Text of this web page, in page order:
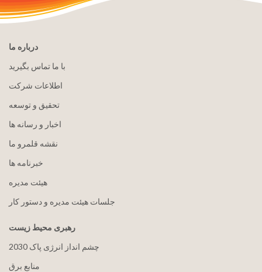
درباره ما
با ما تماس بگیرید
اطلاعات شرکت
تحقیق و توسعه
اخبار و رسانه ها
نقشه قلمرو ما
خبرنامه ها
هيئت مدیره
جلسات هیئت مدیره و دستور کار
رهبری محیط زیست
2030 چشم انداز انرژی پاک
منابع برق